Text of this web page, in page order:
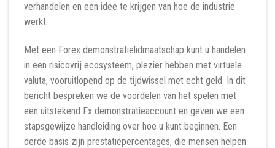
verhandelen en een idee te krijgen van hoe de industrie
werkt.
Met een Forex demonstratielidmaatschap kunt u handelen
in een risicovrij ecosysteem, plezier hebben met virtuele
valuta, vooruitlopend op de tijdwissel met echt geld. In dit
bericht bespreken we de voordelen van het spelen met
een uitstekend Fx demonstratieaccount en geven we een
stapsgewijze handleiding over hoe u kunt beginnen. Een
derde basis zijn prestatiepercentages, die mensen helpen